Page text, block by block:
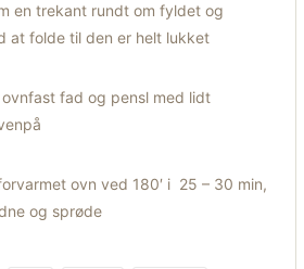
en trekant rundt om fyldet og
at folde til den er helt lukket
fad og pensl med lidt
ovn ved 180′ i 25 – 30 min,
og sprøde